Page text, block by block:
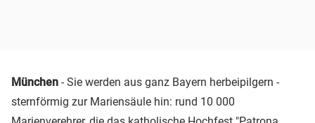
München - Sie werden aus ganz Bayern herbeipilgern -
sternförmig zur Mariensäule hin: rund 10 000